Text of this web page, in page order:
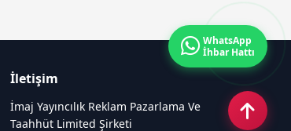
İletişim
İmaj Yayıncılık Reklam Pazarlama Ve
Taahhüt Limited Şirketi
WhatsApp
İhbar Hattı